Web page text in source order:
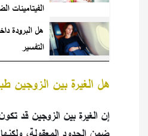
الفيتامينات
هل البرودة
التفسير
هل الغيرة بين الزوجين
إن الغيرة بين الزوجين قد